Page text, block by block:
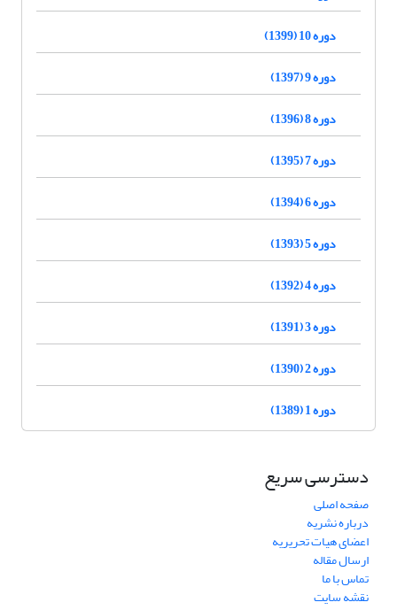
دوره 10 (1399)
دوره 9 (1397)
دوره 8 (1396)
دوره 7 (1395)
دوره 6 (1394)
دوره 5 (1393)
دوره 4 (1392)
دوره 3 (1391)
دوره 2 (1390)
دوره 1 (1389)
دسترسی سریع
صفحه اصلی
درباره نشریه
اعضای هیات تحریریه
ارسال مقاله
تماس با ما
نقشه سایت